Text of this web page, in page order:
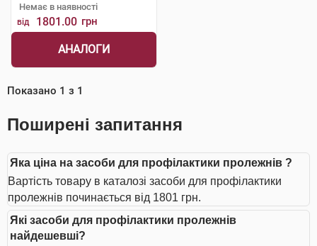
Немає в наявності
від 1801.00 грн
АНАЛОГИ
Показано 1 з 1
Поширені запитання
Яка ціна на засоби для профілактики пролежнів ?
Вартість товару в каталозі засоби для профілактики
пролежнів починається від 1801 грн.
Які засоби для профілактики пролежнів
найдешевші?